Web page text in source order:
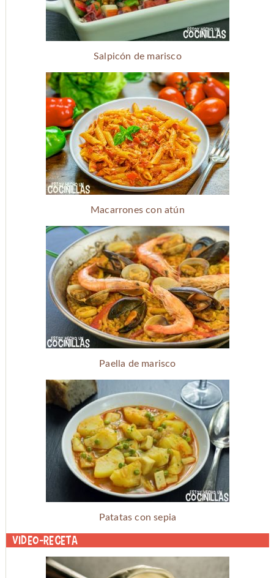
Salpicón de marisco
Macarrones con atún
Paella de marisco
Patatas con sepia
Video-receta